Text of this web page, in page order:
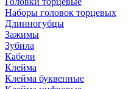
Наборы головок торцевых
Длинногубцы
Зажимы
Зубила
Кабели
Клейма
Клейма буквенные